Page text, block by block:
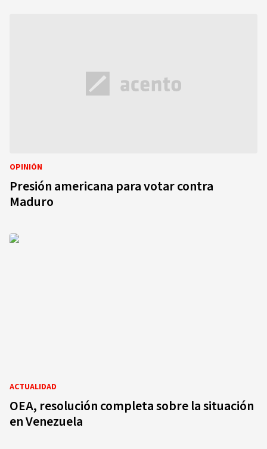
OPINIÓN
Presión americana para votar contra
Maduro
ACTUALIDAD
OEA, resolución completa sobre la situación
en Venezuela